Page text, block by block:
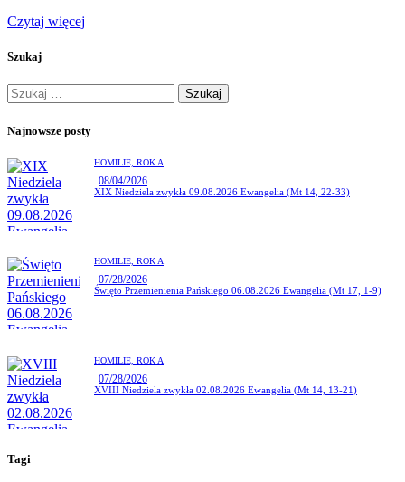
Czytaj więcej
Szukaj
Najnowsze posty
HOMILIE, ROK A
08/04/2026
XIX Niedziela zwykła 09.08.2026 Ewangelia (Mt 14, 22-33)
HOMILIE, ROK A
07/28/2026
Święto Przemienienia Pańskiego 06.08.2026 Ewangelia (Mt 17, 1-9)
HOMILIE, ROK A
07/28/2026
XVIII Niedziela zwykła 02.08.2026 Ewangelia (Mt 14, 13-21)
Tagi